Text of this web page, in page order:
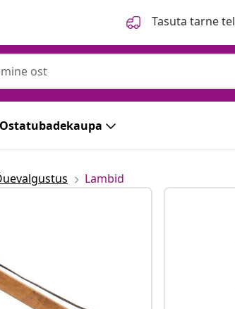
Tasuta tarne
Ostatubadekaupa
seinalamp, tööstuslik stiil,
Lambid